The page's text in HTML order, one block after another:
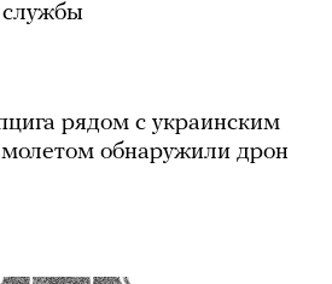
службы
рядом с украинским
обнаружили дрон